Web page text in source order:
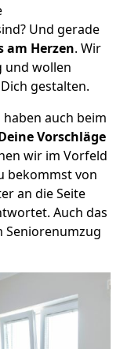
Und gerade
am Herzen. Wir
und wollen
gestalten.
auch beim
Vorschläge
wir im Vorfeld
bekommst von
an die Seite
Auch das
Seniorenumzug